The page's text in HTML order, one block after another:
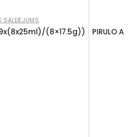
SALDĒJUMS
(8×17.5g)) PIRULO